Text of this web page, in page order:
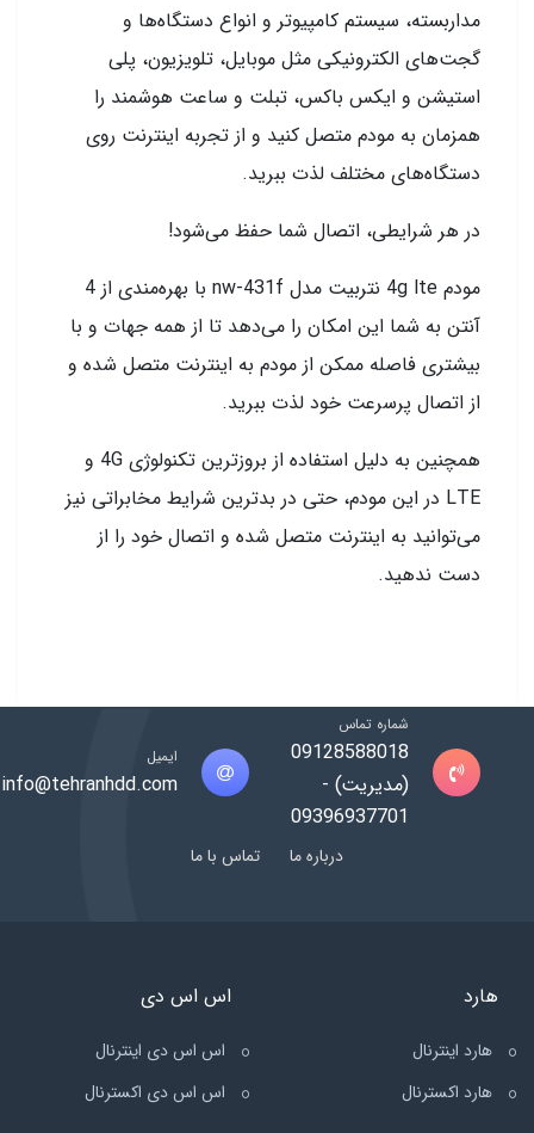
مداربسته، سیستم کامپیوتر و انواع دستگاه‌ها و
گجت‌های الکترونیکی مثل موبایل، تلویزیون، پلی
استیشن و ایکس باکس، تبلت و ساعت هوشمند را
همزمان به مودم متصل کنید و از تجربه اینترنت روی
دستگاه‌های مختلف لذت ببرید.
در هر شرایطی، اتصال شما حفظ می‌شود!
مودم 4g lte نتربیت مدل nw-431f با بهره‌مندی از 4
آنتن به شما این امکان را می‌دهد تا از همه جهات و با
بیشتری فاصله ممکن از مودم به اینترنت متصل شده و
از اتصال پرسرعت خود لذت ببرید.
همچنین به دلیل استفاده از بروزترین تکنولوژی 4G و
LTE در این مودم، حتی در بدترین شرایط مخابراتی نیز
می‌توانید به اینترنت متصل شده و اتصال خود را از
دست ندهید.
شماره تماس
09128588018
(مدیریت) -
09396937701
ایمیل
info@tehranhdd.com
درباره ما تماس با ما
هارد
هارد اینترنال
هارد اکسترنال
اس اس دی
اس اس دی اینترنال
اس اس دی اکسترنال